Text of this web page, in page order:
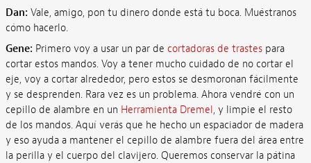
Dan: Vale, amigo, pon tu dinero donde está tu boca. Muéstranos
cómo hacerlo.
Gene: Primero voy a usar un par de cortadoras de trastespara
cortar estos mandos. Voy a tener mucho cuidado de no cortar el
eje, voy a cortar alrededor, pero estos se desmoronan fácilmente
y se desprenden. Rara vez es un problema. Ahora vendré con un
cepillo de alambre en un Herramienta Dremel, y limpie el resto
de los mandos. Aquí verás que he hecho un espaciador de madera
y eso ayuda a mantener el cepillo de alambre fuera del área entre
la perilla y el cuerpo del clavijero. Queremos conservar la pátina